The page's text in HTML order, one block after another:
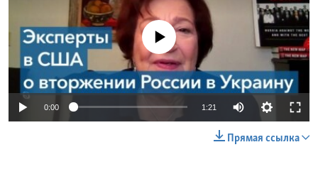
No media source currently available
0:00 1:21
Прямая ссылка